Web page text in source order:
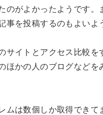
のがよかったようです
事を投稿するのもよいよ
サイトとアクセス比較を
ほかの人のブログなどを
ムは数個しか取得できて